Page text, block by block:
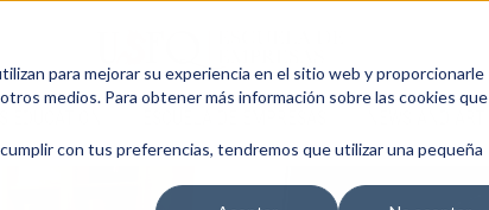
para mejorar su experiencia en el sitio web y proporcionarle
medios. Para obtener más información sobre las cookies que
con tus preferencias, tendremos que utilizar una pequeña